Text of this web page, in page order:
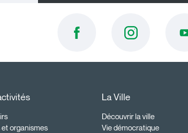
organismes
La Ville
Découvrir la ville
Vie démocratique